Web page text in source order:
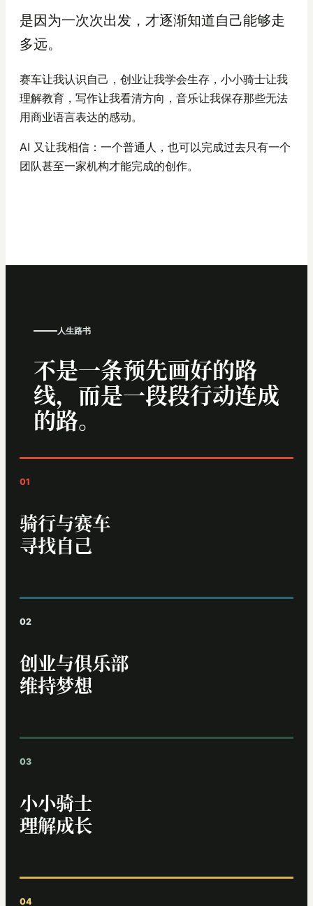
是因为一次次出发，才逐渐知道自己能够走
多远。
赛车让我认识自己，创业让我学会生存，小小骑士让我
理解教育，写作让我看清方向，音乐让我保存那些无法
用商业语言表达的感动。
AI 又让我相信：一个普通人，也可以完成过去只有一个
团队甚至一家机构才能完成的创作。
人生路书
不是一条预先画好的路
线，而是一段段行动连成
的路。
骑行与赛车
寻找自己
创业与俱乐部
维持梦想
小小骑士
理解成长